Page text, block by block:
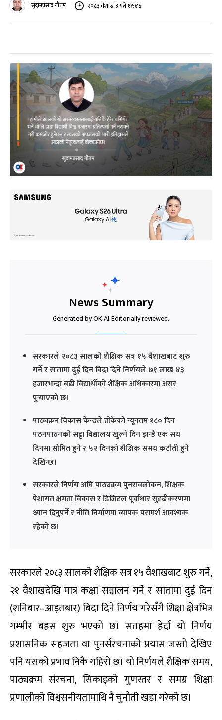
सुदामप्रसाद गौतम २०८३ वैशाख ३ गते ११:४६
News Summary
Generated by OK AI. Editorially reviewed.
सरकारले २०८३ सालको शैक्षिक सत्र १५ वैशाखबाट शुरु
गर्ने र सातामा दुई दिन बिदा दिने निर्णयले ७१ लाख ४३
हजारभन्दा बढी विद्यार्थीको शैक्षिक अधिकारमा असर
पुर्‍याएको छ।
पाठ्यक्रम विकास केन्द्रले तोकेको न्यूनतम १८० दिन
पठनपाठनको सट्टा विद्यालय खुल्ने दिन झन्डै एक सय
दिनमा सीमित हुने र ५२ दिनको शैक्षिक समय कटौती हुने
देखिन्छ।
सरकारले निर्णय अघि पाठ्यक्रम पुनरावलोकन, शिक्षक
पेशागत क्षमता विकास र डिजिटल पूर्वाधार सुदृढीकरणमा
ध्यान दिनुपर्ने र नीति निर्माणमा व्यापक परामर्श आवश्यक
रहेको छ।
सरकारले २०८३ सालको शैक्षिक सत्र १५ वैशाखबाट शुरु गर्ने,
२१ वैशाखदेखि मात्र कक्षा सञ्चालन गर्ने र सातामा दुई दिन
(शनिबार–आइतबार) बिदा दिने निर्णय गरेसँगै शिक्षा क्षेत्रभित्र
गम्भीर बहस शुरु भएको छ। सतहमा हेर्दा यो निर्णय
प्रशासनिक सहजता वा पुनर्संरचनाको प्रयास जस्तो देखिए
पनि यसको प्रभाव निकै गहिरो छ। यो निर्णयले शैक्षिक समय,
पाठ्यक्रम संरचना, सिकाइको गुणस्तर र समग्र शिक्षा
प्रणालीको विश्वसनीयतामाथि नै चुनौती खडा गरेको छ।